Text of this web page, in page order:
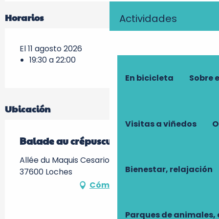
Actividades
En bicicleta Sobre
Visitas a viñedos
Bienestar, relajación
Parques de
Horarios
El 11 agosto 2026
19:30 a 22:00
Ubicación
Balade au crépuscule
Allée du Maquis Cesario, Les prairies du Roy -,
37600 Loches
Cómo llegar